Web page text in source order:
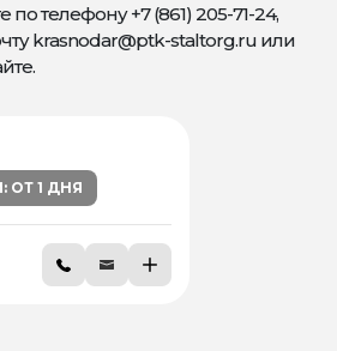
по телефону +7 (861) 205-71-24,
krasnodar@ptk-staltorg.ru или
ОТ 1 ДНЯ